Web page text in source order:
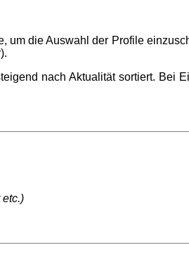
um die Auswahl der Profile
nach Aktualität sortiert. Bei